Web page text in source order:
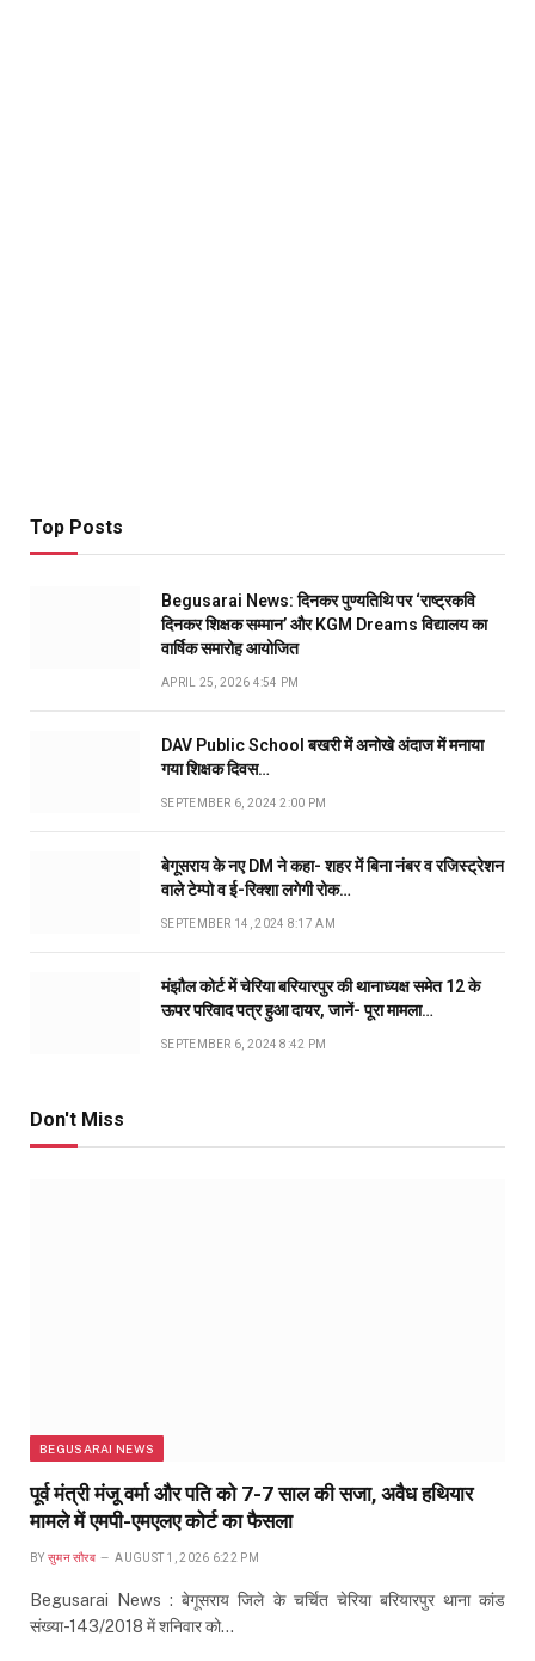
Top Posts
Begusarai News: दिनकर पुण्यतिथि पर ‘राष्ट्रकवि
दिनकर शिक्षक सम्मान’ और KGM Dreams विद्यालय का
वार्षिक समारोह आयोजित
APRIL 25, 2026 4:54 PM
DAV Public School बखरी में अनोखे अंदाज में मनाया
गया शिक्षक दिवस…
SEPTEMBER 6, 2024 2:00 PM
बेगूसराय के नए DM ने कहा- शहर में बिना नंबर व रजिस्ट्रेशन
वाले टेम्पो व ई-रिक्शा लगेगी रोक…
SEPTEMBER 14, 2024 8:17 AM
मंझौल कोर्ट में चेरिया बरियारपुर की थानाध्यक्ष समेत 12 के
ऊपर परिवाद पत्र हुआ दायर, जानें- पूरा मामला…
SEPTEMBER 6, 2024 8:42 PM
Don't Miss
BEGUSARAI NEWS
पूर्व मंत्री मंजू वर्मा और पति को 7-7 साल की सजा, अवैध हथियार
मामले में एमपी-एमएलए कोर्ट का फैसला
BY सुमन सौरब AUGUST 1, 2026 6:22 PM
Begusarai News : बेगूसराय जिले के चर्चित चेरिया बरियारपुर थाना कांड
संख्या-143/2018 में शनिवार को…